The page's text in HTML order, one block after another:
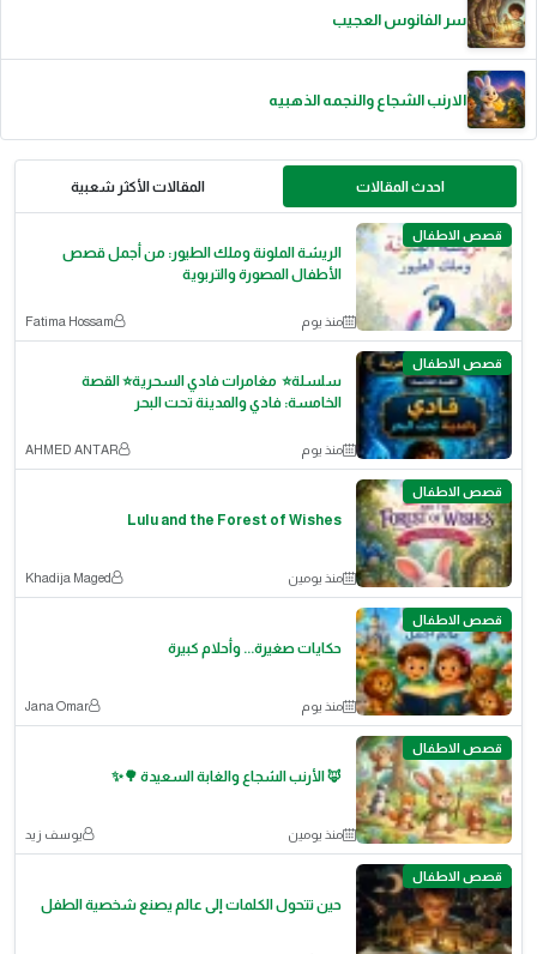
سر الفانوس العجيب
الارنب الشجاع والنجمه الذهبيه
احدث المقالات المقالات الأكثر شعبية
قصص الاطفال
الريشة الملونة وملك الطيور: من أجمل قصص
الأطفال المصورة والتربوية
منذ يوم Fatima Hossam
قصص الاطفال
سلسلة⭐ مغامرات فادي السحرية⭐ القصة
الخامسة: فادي والمدينة تحت البحر
منذ يوم AHMED ANTAR
قصص الاطفال
Lulu and the Forest of Wishes
منذ يومين Khadija Maged
قصص الاطفال
حكايات صغيرة... وأحلام كبيرة
منذ يوم Jana Omar
قصص الاطفال
🦊 الأرنب الشجاع والغابة السعيدة 🌳✨
منذ يومين يوسف زيد
قصص الاطفال
حين تتحول الكلمات إلى عالم يصنع شخصية الطفل